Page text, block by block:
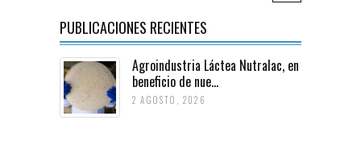
PUBLICACIONES RECIENTES
Agroindustria Láctea Nutralac, en
beneficio de nue...
2 AGOSTO, 2026